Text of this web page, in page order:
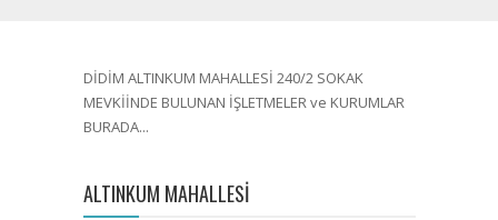
DİDİM ALTINKUM MAHALLESİ 240/2 SOKAK
MEVKİİNDE BULUNAN İŞLETMELER ve KURUMLAR
BURADA...
ALTINKUM MAHALLESİ